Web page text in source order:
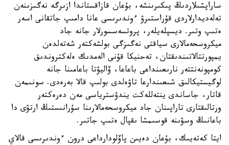
ساراپشىلاردىڭ پىكىرىنشە، بۇعان قازاقستاندا ازىرگە نەگىزىنەن
تەلەديدارلاردى قۇراستىرۋ ءوندىرىسى عانا دامىپ جاتقانى اسەر
ەتىپ وتىر. ديسپلەيلەر، پروتسەسسورلار جانە جاد
ميكروسحەمالارى سياقتى نەگىزگى بولشەكتەر شەتەلدەن
يمپورتتالاتىندىقتان، تەحنيكا قۇنى الەمدىك ەلەكتروندىق
كومپونەنتتەر نارىعىنداعى باعاعا، ۆاليۋتا باعامىنا جانە
لوگيستيكالىق شىعىندارعا تاۋەلدى بولىپ قالا بەرەدى. سونىمەن
قاتار، جاساندى ينتەللەكت يندۋسترياسى مەن دەرەكتەر
ورتالىقتارى تاراپىنان جاد ميكروسحەمالارىنا سۇرانىستىڭ ارتۋى دا
باعانىڭ وسۋىنە قوسىمشا ىقپال ەتىپ جاتىر.
ايتا كەتەيىك، بۇعان دەيىن پاۆلودارداعى درون ءوندىرىسى قالاي